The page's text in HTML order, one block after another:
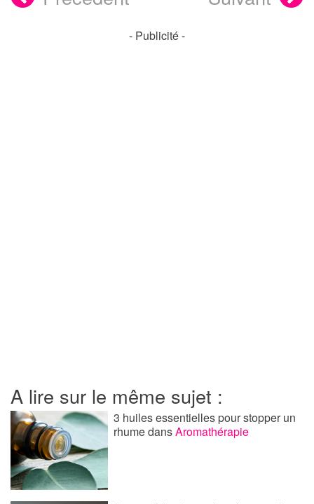
- Publicité -
A lire sur le même sujet :
3 huiles essentielles pour stopper un
rhumedansAromathérapie